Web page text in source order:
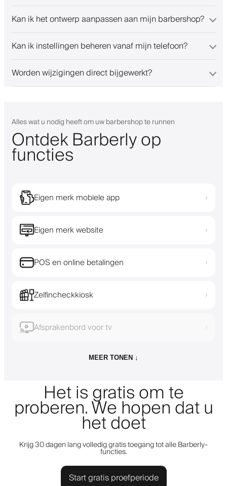
Kan ik het ontwerp aanpassen aan mijn barbershop?
Kan ik instellingen beheren vanaf mijn telefoon?
Worden wijzigingen direct bijgewerkt?
Alles wat u nodig heeft om uw barbershop te runnen
Ontdek Barberly op
functies
Eigen merk mobiele app ›
Eigen merk website ›
POS en online betalingen ›
Zelfincheckkiosk ›
Afsprakenbord voor tv ›
MEER TONEN ↓
Het is gratis om te
proberen. We hopen dat u
het doet
Krijg 30 dagen lang volledig gratis toegang tot alle Barberly-
functies.
Start gratis proefperiode